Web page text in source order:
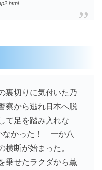
裏切りに気付いた乃
察から逃れ日本へ脱
て足を踏み入れな
なかった！ 一か八
横断が始まった。
乗せたラクダから薫